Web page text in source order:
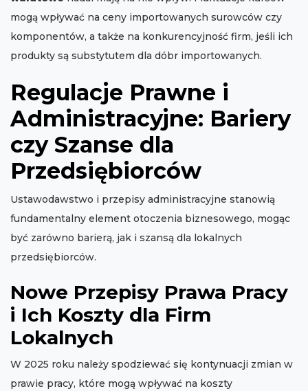
mogą wpływać na ceny importowanych surowców czy
komponentów, a także na konkurencyjność firm, jeśli ich
produkty są substytutem dla dóbr importowanych.
Regulacje Prawne i
Administracyjne: Bariery
czy Szanse dla
Przedsiębiorców
Ustawodawstwo i przepisy administracyjne stanowią
fundamentalny element otoczenia biznesowego, mogąc
być zarówno barierą, jak i szansą dla lokalnych
przedsiębiorców.
Nowe Przepisy Prawa Pracy
i Ich Koszty dla Firm
Lokalnych
W 2025 roku należy spodziewać się kontynuacji zmian w
prawie pracy, które mogą wpływać na koszty